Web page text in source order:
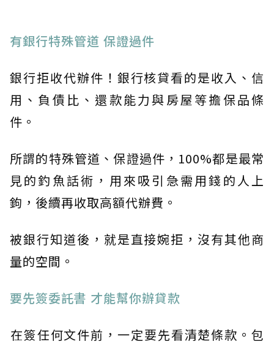
有銀行特殊管道 保證過件
銀行拒收代辦件！銀行核貸看的是收入、信
用、負債比、還款能力與房屋等擔保品條
件。
所謂的特殊管道、保證過件，100%都是最常
見的釣魚話術，用來吸引急需用錢的人上
鉤，後續再收取高額代辦費。
被銀行知道後，就是直接婉拒，沒有其他商
量的空間。
​要先簽委託書 才能幫你辦貸款
​在簽任何文件前，一定要先看清楚條款。包